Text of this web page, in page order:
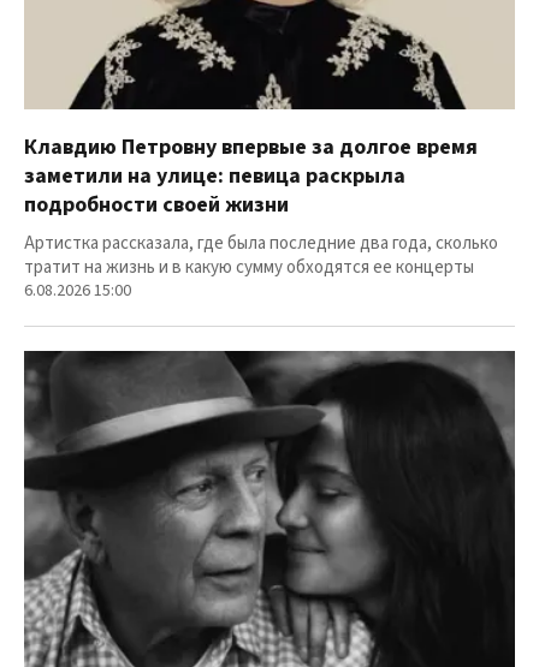
Клавдию Петровну впервые за долгое время
заметили на улице: певица раскрыла
подробности своей жизни
Артистка рассказала, где была последние два года, сколько
тратит на жизнь и в какую сумму обходятся ее концерты
6.08.2026 15:00